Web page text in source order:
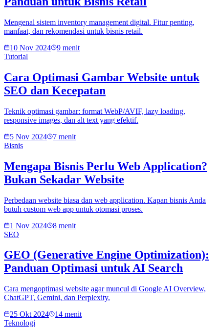
Mengenal sistem inventory management digital. Fitur penting,
manfaat, dan rekomendasi untuk bisnis retail.
10 Nov 2024
9 menit
Tutorial
Cara Optimasi Gambar Website untuk
SEO dan Kecepatan
Teknik optimasi gambar: format WebP/AVIF, lazy loading,
responsive images, dan alt text yang efektif.
5 Nov 2024
7 menit
Bisnis
Mengapa Bisnis Perlu Web Application?
Bukan Sekadar Website
Perbedaan website biasa dan web application. Kapan bisnis Anda
butuh custom web app untuk otomasi proses.
1 Nov 2024
8 menit
SEO
GEO (Generative Engine Optimization):
Panduan Optimasi untuk AI Search
Cara mengoptimasi website agar muncul di Google AI Overview,
ChatGPT, Gemini, dan Perplexity.
25 Okt 2024
14 menit
Teknologi